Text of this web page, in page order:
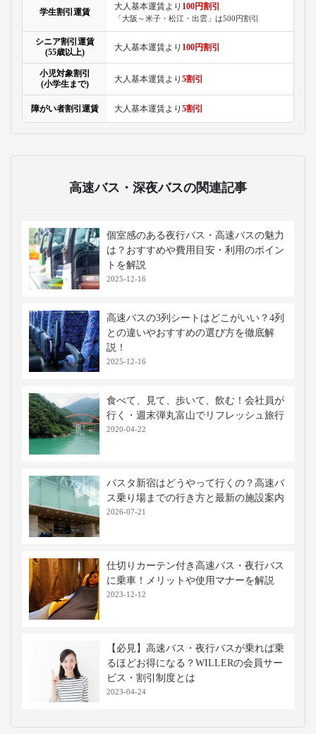
学生割引運賃
大人基本運賃より 100円割引
「大阪～米子・松江・出雲」は500円割引
シニア割引運賃
(55歳以上)
大人基本運賃より 100円割引
小児対象割引
(小学生まで)
大人基本運賃より 5割引
障がい者割引運賃 大人基本運賃より 5割引
高速バス・深夜バスの関連記事
個室感のある夜行バス・高速バスの魅力
は？おすすめや費用目安・利用のポイン
トを解説
2025-12-16
高速バスの3列シートはどこがいい？4列
との違いやおすすめの選び方を徹底解
説！
2025-12-16
食べて、見て、歩いて、飲む！会社員が
行く・週末弾丸富山でリフレッシュ旅行
2020-04-22
バスタ新宿はどうやって行くの？高速バ
ス乗り場までの行き方と最新の施設案内
2026-07-21
仕切りカーテン付き高速バス・夜行バス
に乗車！メリットや使用マナーを解説
2023-12-12
【必見】高速バス・夜行バスが乗れば乗
るほどお得になる？WILLERの会員サー
ビス・割引制度とは
2023-04-24